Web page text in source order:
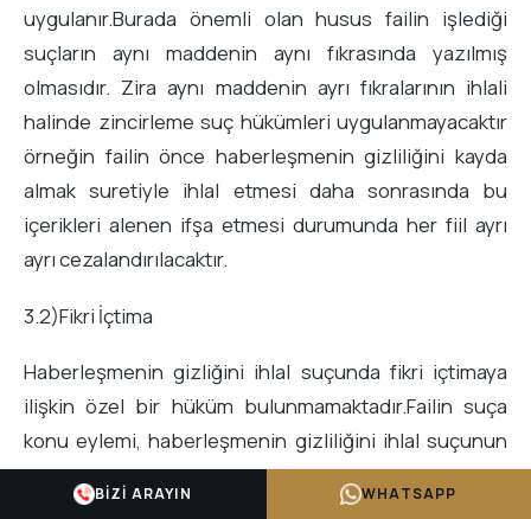
uygulanır.Burada önemli olan husus failin işlediği
suçların aynı maddenin aynı fıkrasında yazılmış
olmasıdır. Zira aynı maddenin ayrı fıkralarının ihlali
halinde zincirleme suç hükümleri uygulanmayacaktır
örneğin failin önce haberleşmenin gizliliğini kayda
almak suretiyle ihlal etmesi daha sonrasında bu
içerikleri alenen ifşa etmesi durumunda her fiil ayrı
ayrı cezalandırılacaktır.
3.2)Fikri İçtima
Haberleşmenin gizliğini ihlal suçunda fikri içtimaya
ilişkin özel bir hüküm bulunmamaktadır.Failin suça
konu eylemi, haberleşmenin gizliliğini ihlal suçunun
yanı sıra başka bir suçu da oluşturuyorsa genel fikri
içtima kuralı gereği sadece cezası daha ağır olan suç
BIZI ARAYIN WHATSAPP